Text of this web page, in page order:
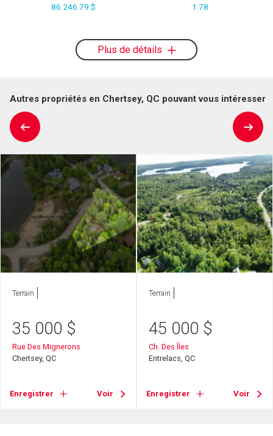
86 246.79 $ 1.78
Plus de détails
Autres propriétés en Chertsey, QC pouvant vous intéresser
Terrain
35 000 $
Rue Des Mignerons
Chertsey, QC
Enregistrer Voir
Terrain
45 000 $
Ch. Des Îles
Entrelacs, QC
Enregistrer Voir